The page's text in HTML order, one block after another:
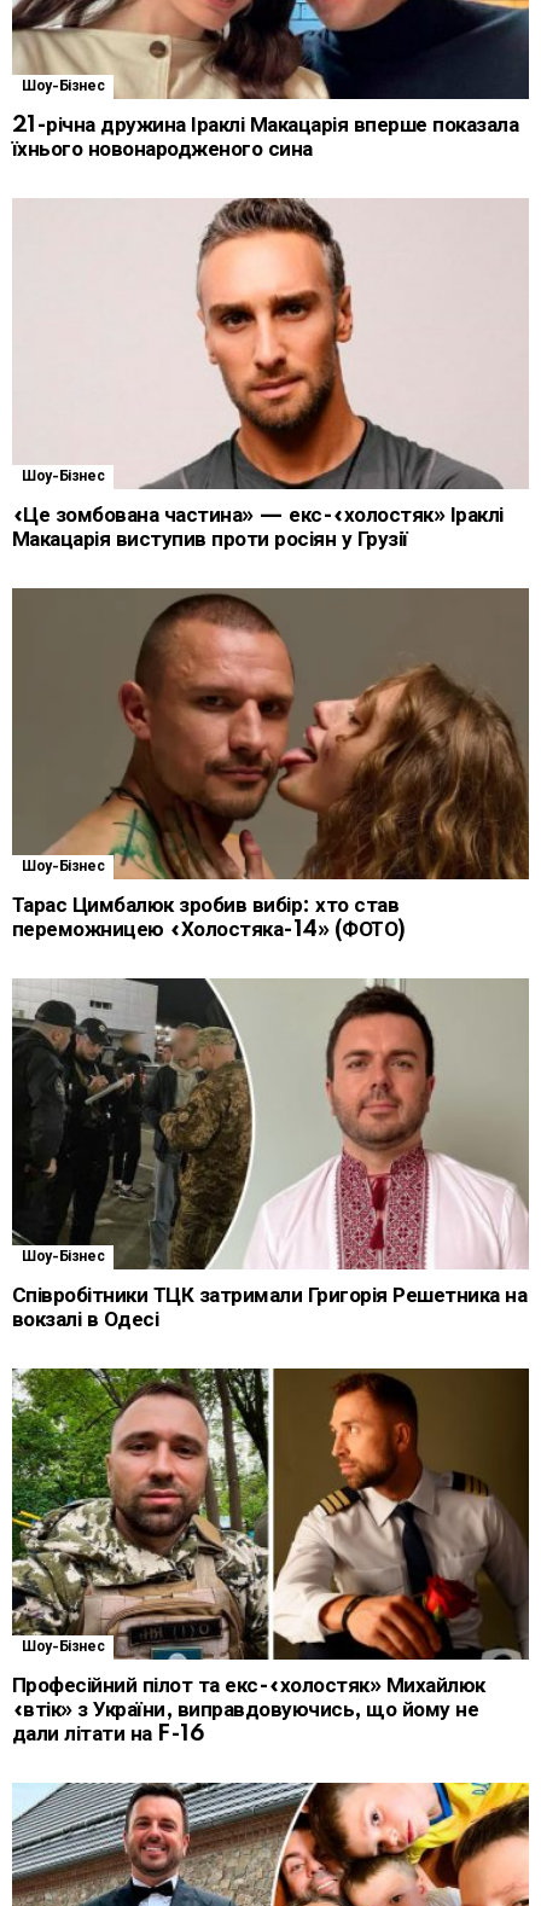
Шоу-Бізнес
21-річна дружина Іраклі Макацарія вперше показала
їхнього новонародженого сина
Шоу-Бізнес
«Це зомбована частина» — екс-«холостяк» Іраклі
Макацарія виступив проти росіян у Грузії
Шоу-Бізнес
Тарас Цимбалюк зробив вибір: хто став
переможницею «Холостяка-14» (ФОТО)
Шоу-Бізнес
Співробітники ТЦК затримали Григорія Решетника на
вокзалі в Одесі
Шоу-Бізнес
Професійний пілот та екс-«холостяк» Михайлюк
«втік» з України, виправдовуючись, що йому не
дали літати на F-16